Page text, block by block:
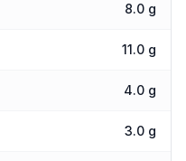
8.0 g
11.0 g
4.0 g
3.0 g